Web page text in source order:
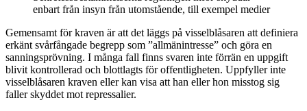
enbart från insyn från utomstående, till exempel medier
Gemensamt för kraven är att det läggs på visselblåsaren att definiera
erkänt svårfångade begrepp som ”allmänintresse” och göra en
sanningsprövning. I många fall finns svaren inte förrän en uppgift
blivit kontrollerad och blottlagts för offentligheten. Uppfyller inte
visselblåsaren kraven eller kan visa att han eller hon misstog sig
faller skyddet mot repressalier.